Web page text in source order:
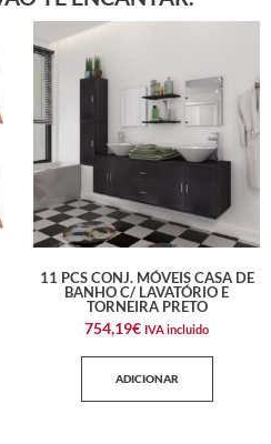
11 PCS CONJ. MÓVEIS CASA DE
BANHO C/ LAVATÓRIO E
TORNEIRA PRETO
754,19€ IVA incluido
ADICIONAR